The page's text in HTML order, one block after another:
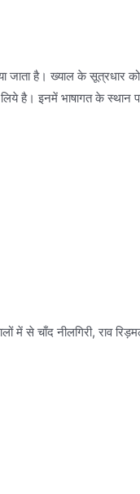
जाता है। ख्याल के सूत्रधार
है। इनमें भाषागत के स्थान
में से चाँद नीलगिरी, राव